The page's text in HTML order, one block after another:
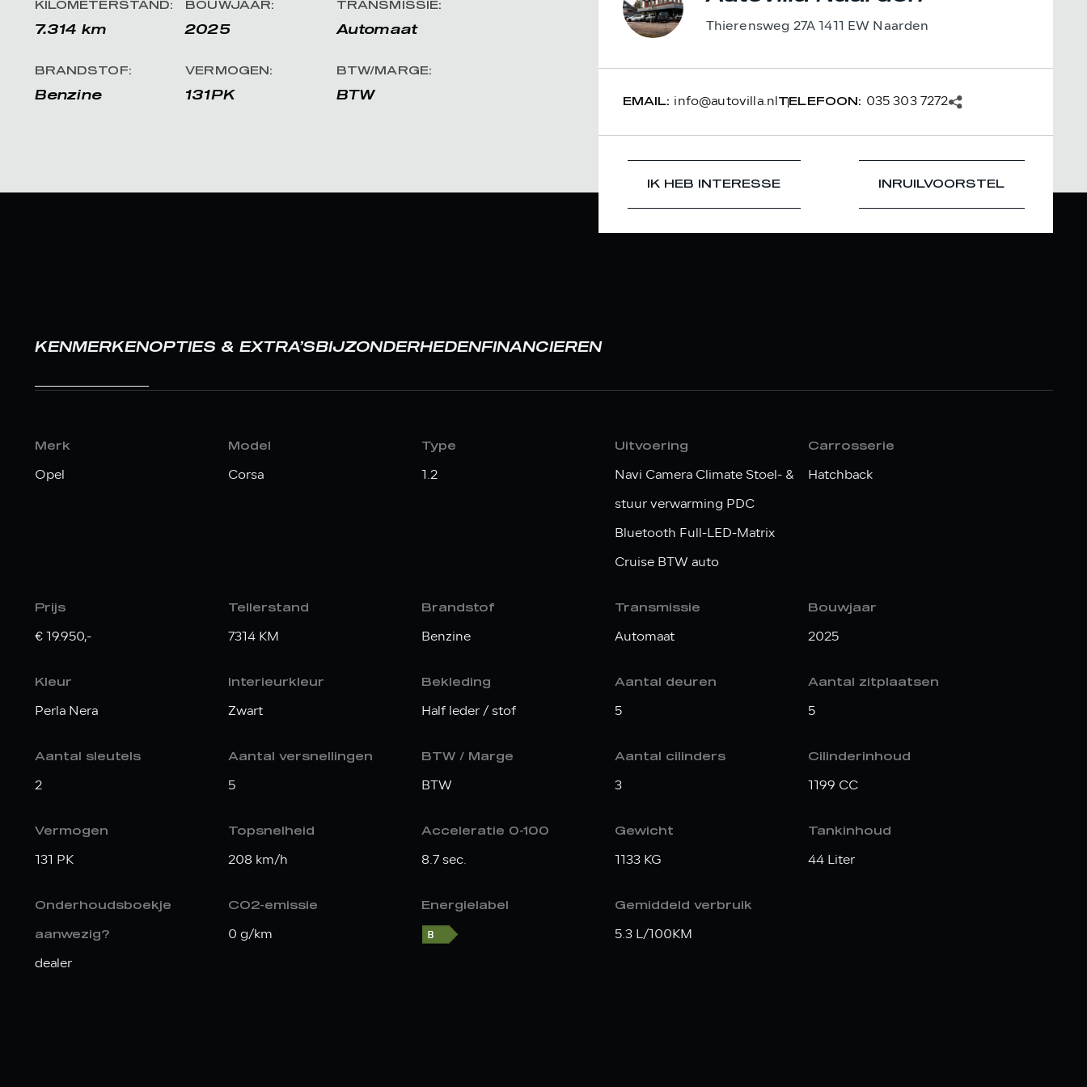
KILOMETERSTAND:
7.314 km
BOUWJAAR:
2025
TRANSMISSIE:
Automaat
BRANDSTOF:
Benzine
VERMOGEN:
131PK
BTW/MARGE:
BTW
Thierensweg 27A 1411 EW Naarden
EMAIL: info@autovilla.nl TELEFOON: 035 303 7272
IK HEB INTERESSE INRUILVOORSTEL
KENMERKENOPTIES & EXTRA’SBIJZONDERHEDENFINANCIEREN
Merk
Opel
Model
Corsa
Type
1.2
Uitvoering
Navi Camera Climate Stoel- &
stuur verwarming PDC
Bluetooth Full-LED-Matrix
Cruise BTW auto
Carrosserie
Hatchback
Prijs
€ 19.950,-
Tellerstand
7314 KM
Brandstof
Benzine
Transmissie
Automaat
Bouwjaar
2025
Kleur
Perla Nera
Interieurkleur
Zwart
Bekleding
Half leder / stof
Aantal deuren
5
Aantal zitplaatsen
5
Aantal sleutels
2
Aantal versnellingen
5
BTW / Marge
BTW
Aantal cilinders
3
Cilinderinhoud
1199 CC
Vermogen
131 PK
Topsnelheid
208 km/h
Acceleratie 0-100
8.7 sec.
Gewicht
1133 KG
Tankinhoud
44 Liter
Onderhoudsboekje
aanwezig?
dealer
CO2-emissie
0 g/km
Energielabel Gemiddeld verbruik
5.3 L/100KM